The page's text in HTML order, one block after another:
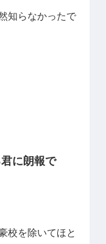
知らなかったで
に朗報で
校を除いてほと